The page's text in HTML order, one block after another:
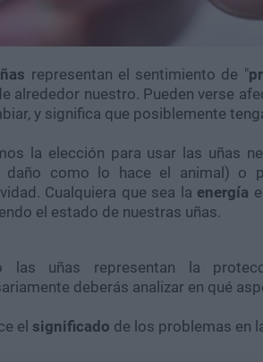
representan el sentimiento de "
alrededor nuestro. Pueden verse
y significa que posiblemente
la elección para usar las uñas
daño como lo hace el animal) o
Cualquiera que sea la energía
el estado de nuestras uñas.
las uñas representan la
deberás analizar en qué
el significado de los problemas en